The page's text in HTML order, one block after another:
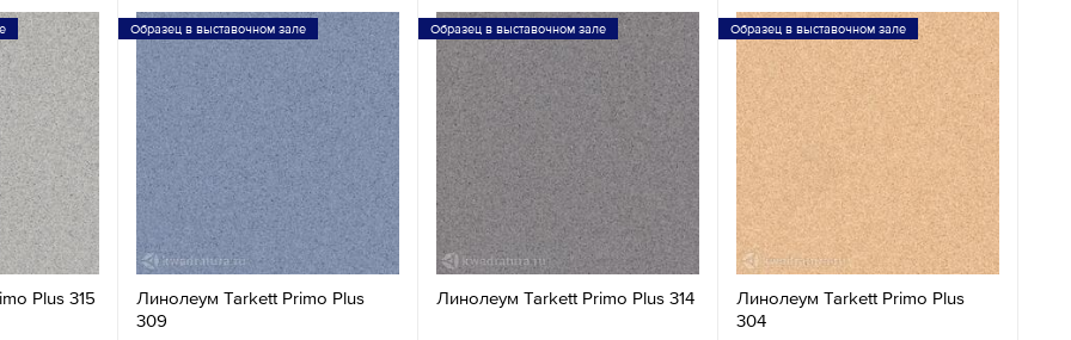
Plus 315
Образец в выставочном зале
Линолеум Tarkett Primo Plus
309
Образец в выставочном зале
Линолеум Tarkett Primo Plus 314
Образец в выставочном зале
Линолеум Tarkett Primo Plus
304